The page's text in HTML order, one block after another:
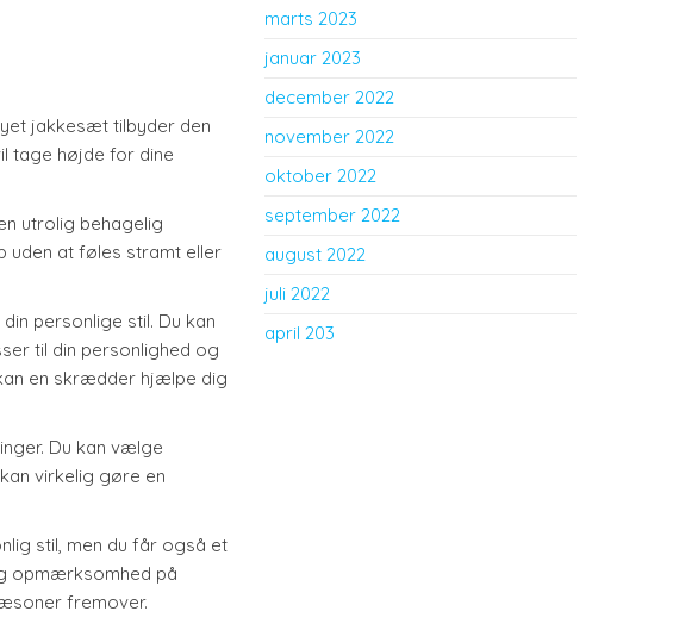
jakkesæt tilbyder den
tage højde for dine
utrolig behagelig
uden at føles stramt eller
personlige stil. Du kan
til din personlighed og
en skrædder hjælpe dig
Du kan vælge
virkelig gøre en
stil, men du får også et
opmærksomhed på
fremover.
marts 2023
januar 2023
december 2022
november 2022
oktober 2022
september 2022
august 2022
juli 2022
april 203